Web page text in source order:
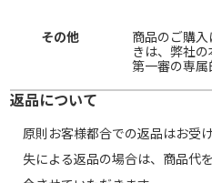
その他
商品のご購
きは、弊社
第一審の専属
返品について
原則お客様都合での返品はお受
失による返品の場合は、商品代